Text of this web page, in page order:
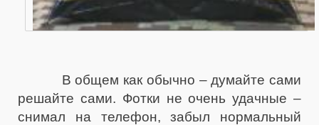
В общем как обычно – думайте сами
решайте сами. Фотки не очень удачные –
снимал на телефон, забыл нормальный